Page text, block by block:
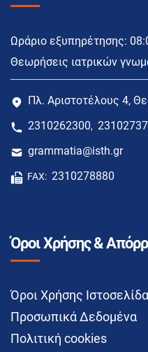
Ωράριο εξυπηρέτησης:
Θεωρήσεις ιατρικών
Πλ. Αριστοτέλους 4,
2310262300,
grammatia@isth.gr
FAX: 2310278880
Όροι Χρήσης &
Όροι Χρήσης
Προσωπικά Δεδομένα
Πολιτική cookies